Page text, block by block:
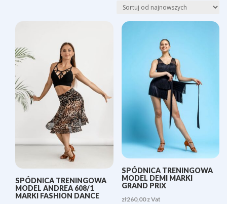
najnowszych
SPÓDNICA TRENINGOWA
MODEL ANDREA 608/1
MARKI FASHION DANCE
SPÓDNICA TRENINGOWA
MODEL DEMI MARKI
GRAND PRIX
zł260,00 z Vat